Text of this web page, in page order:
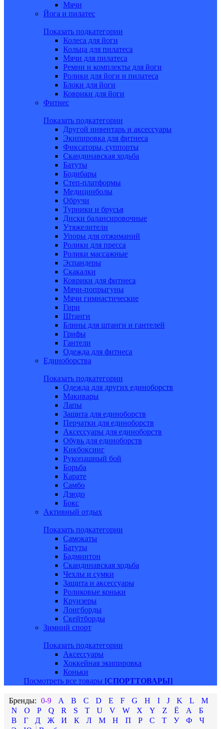
Мячи
Йога и пилатес
Показать подкатегории
Колеса для йоги
Кольца для пилатеса
Мячи для пилатеса
Ремни и комплекты для йоги
Ролики для йоги и пилатеса
Блоки для йоги
Коврики для йоги
Фитнес
Показать подкатегории
Другой инвентарь и аксессуары
Экипировка для фитнеса
Фиксаторы, суппорты
Скандинавская ходьба
Батуты
Бодибары
Степ-платформы
Медицинболы
Обручи
Турники и брусья
Диски балансировочные
Утяжелители
Упоры для отжиманий
Ролики для пресса
Ролики массажные
Эспандеры
Скакалки
Коврики для фитнеса
Мячи-попрыгуны
Мячи гимнастические
Гири
Штанги
Блины для штанги и гантелей
Грифы
Гантели
Одежда для фитнеса
Единоборства
Показать подкатегории
Одежда для других единоборств
Макивары
Лапы
Защита для единоборств
Перчатки для единоборств
Аксессуары для единоборств
Обувь для единоборств
Кикбоксинг
Рукопашный бой
Борьба
Карате
Самбо
Дзюдо
Бокс
Активный отдых
Показать подкатегории
Самокаты
Батуты
Бадминтон
Скандинавская ходьба
Чехлы и сумки
Защита и аксессуары
Роликовые коньки
Круизеры
Лонгборды
Скейтборды
Зимний спорт
Показать подкатегории
Аксессуары
Хоккейная экипировка
Коньки
Посмотреть все товары [СПОРТТОВАРЫ]
0-9 A B C D E F G H I J K L
M
N
O P Q R S T U V W X Y Z Ё А
Б
В
Г Д Ж И К Л М Н П Р С Т У Ф
Ч